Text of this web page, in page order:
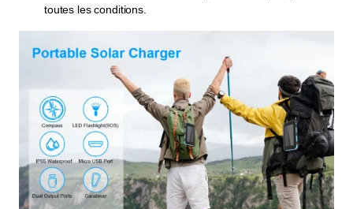
toutes les conditions.